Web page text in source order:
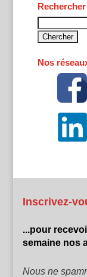
Rechercher
Nos
Inscrivez-
...pour
semaine nos
Nous ne